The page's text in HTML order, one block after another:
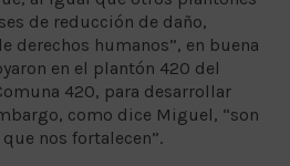
de reducción de daño,
derechos humanos”, en buena
en el plantón 420 del
420, para desarrollar
como dice Miguel, “son
nos fortalecen”.